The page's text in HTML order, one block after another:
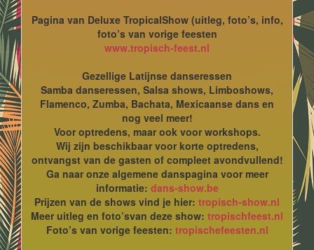
Pagina van Deluxe TropicalShow (uitleg, foto’s, info,
foto’s van vorige feesten
www.tropisch-feest.nl
Gezellige Latijnse danseressen
Samba danseressen, Salsa shows, Limboshows,
Flamenco, Zumba, Bachata, Mexicaanse dans en
nog veel meer!
Voor optredens, maar ook voor workshops.
Wij zijn beschikbaar voor korte optredens,
ontvangst van de gasten of compleet avondvullend!
Ga naar onze algemene danspagina voor meer
informatie: dans-show.be
Prijzen van de shows vind je hier: tropisch-show.nl
Meer uitleg en foto’svan deze show: tropischfeest.nl
Foto’s van vorige feesten: tropischefeesten.nl